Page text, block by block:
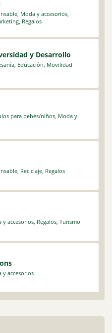
, Moda y accesorios,
, Regalos
y Desarrollo
, Educación, Movilidad
para bebés/niños, Moda y
, Reciclaje, Regalos
y accesorios, Regalos, Turismo
y accesorios